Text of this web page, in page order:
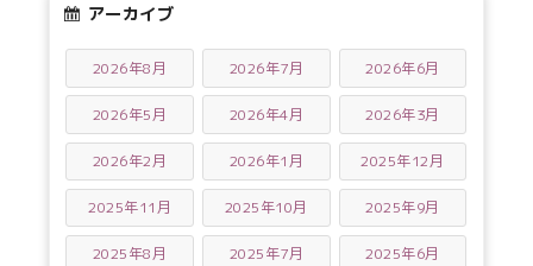
アーカイブ
2026年8月 2026年7月 2026年6月
2026年5月 2026年4月 2026年3月
2026年2月 2026年1月 2025年12月
2025年11月 2025年10月 2025年9月
2025年8月 2025年7月 2025年6月